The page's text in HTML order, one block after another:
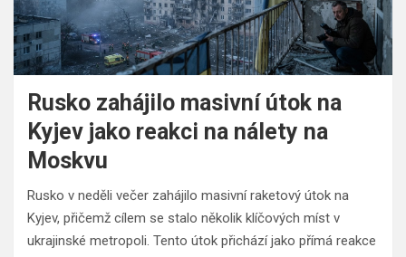
Rusko zahájilo masivní útok na
Kyjev jako reakci na nálety na
Moskvu
Rusko v neděli večer zahájilo masivní raketový útok na
Kyjev, přičemž cílem se stalo několik klíčových míst v
ukrajinské metropoli. Tento útok přichází jako přímá reakce